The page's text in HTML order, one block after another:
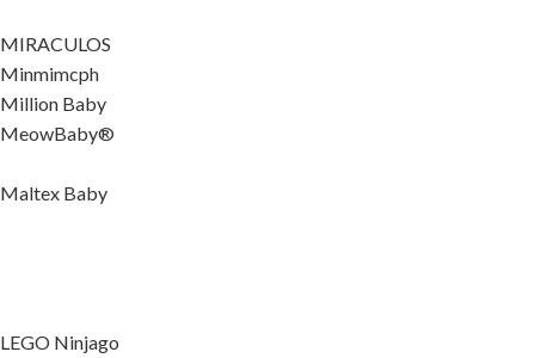
MIRACULOS
Minmimcph
Million Baby
MeowBaby®
Maltex Baby
LEGO Ninjago